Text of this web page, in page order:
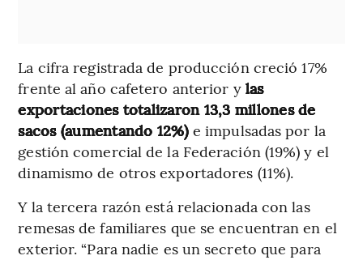
La cifra registrada de producción creció 17%
frente al año cafetero anterior y las
exportaciones totalizaron 13,3 millones de
sacos (aumentando 12%) e impulsadas por la
gestión comercial de la Federación (19%) y el
dinamismo de otros exportadores (11%).
Y la tercera razón está relacionada con las
remesas de familiares que se encuentran en el
exterior. “Para nadie es un secreto que para